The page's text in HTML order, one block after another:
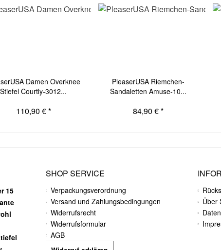
Damen Overknee
Stiefel Courtly-3012...
110,90 € *
PleaserUSA Riemchen-
Sandaletten Amuse-10...
84,90 € *
15
SHOP SERVICE
Verpackungsverordnung
Versand und Zahlungsbedingungen
Widerrufsrecht
Widerrufsformular
AGB
Über